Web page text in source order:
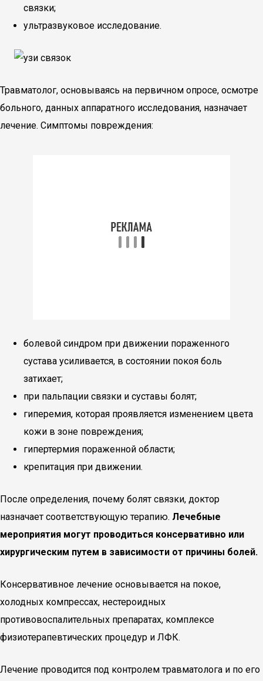
связки;
ультразвуковое исследование.
Травматолог, основываясь на первичном опросе, осмотре
больного, данных аппаратного исследования, назначает
лечение. Симптомы повреждения:
болевой синдром при движении пораженного
сустава усиливается, в состоянии покоя боль
затихает;
при пальпации связки и суставы болят;
гиперемия, которая проявляется изменением цвета
кожи в зоне повреждения;
гипертермия пораженной области;
крепитация при движении.
После определения, почему болят связки, доктор
назначает соответствующую терапию. Лечебные
мероприятия могут проводиться консервативно или
хирургическим путем в зависимости от причины болей.
Консервативное лечение основывается на покое,
холодных компрессах, нестероидных
противовоспалительных препаратах, комплексе
физиотерапевтических процедур и ЛФК.
Лечение проводится под контролем травматолога и по его